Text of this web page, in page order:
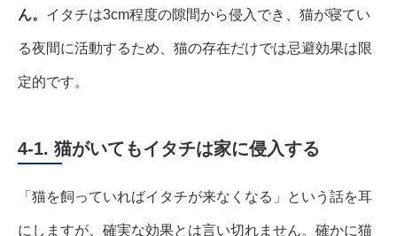
ん。 イタチは3cm程度の隙間から侵入でき、猫が寝てい
る夜間に活動するため、猫の存在だけでは忌避効果は限
定的です。
4-1. 猫がいてもイタチは家に侵入する
「猫を飼っていればイタチが来なくなる」という話を耳
にしますが、確実な効果とは言い切れません。確かに猫